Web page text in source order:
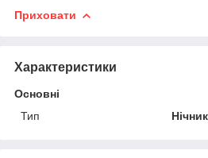
Приховати
Характеристики
Основні
Тип
Нічник